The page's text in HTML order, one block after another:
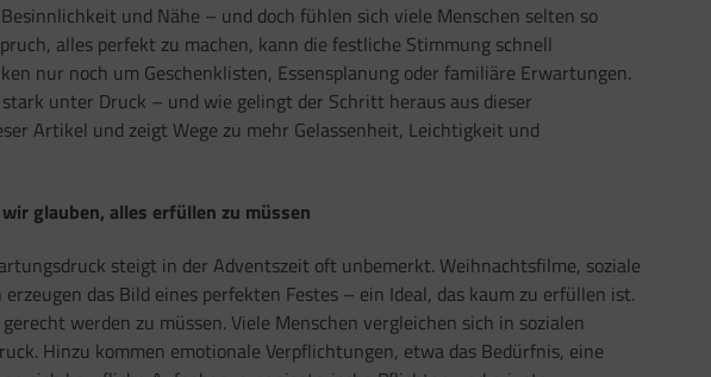
und Nähe – und doch fühlen sich viele Menschen selten so
alles perfekt zu machen, kann die festliche Stimmung schnell
nur noch um Geschenklisten, Essensplanung oder familiäre Erwartungen.
unter Druck – und wie gelingt der Schritt heraus aus dieser
Artikel und zeigt Wege zu mehr Gelassenheit, Leichtigkeit und
glauben, alles erfüllen zu müssen
steigt in der Adventszeit oft unbemerkt. Weihnachtsfilme, soziale
das Bild eines perfekten Festes – ein Ideal, das kaum zu erfüllen ist.
werden zu müssen. Viele Menschen vergleichen sich in sozialen
Hinzu kommen emotionale Verpflichtungen, etwa das Bedürfnis, eine